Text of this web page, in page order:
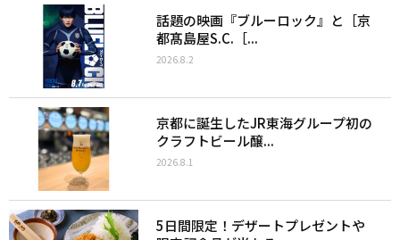
話題の映画『ブルーロック』と［京
都髙島屋S.C.［...
2026.8.2
京都に誕生したJR東海グループ初の
クラフトビール醸...
2026.8.1
5日間限定！デザートプレゼントや